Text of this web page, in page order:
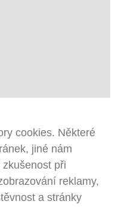
cookies. Některé
jiné nám
při
reklamy,
a stránky